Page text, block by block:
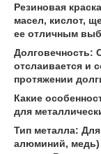
Резиновая
масел, кислот,
ее отличным
Долговечность:
отслаивается и
протяжении
Какие
для
Тип металла:
алюминий, медь)